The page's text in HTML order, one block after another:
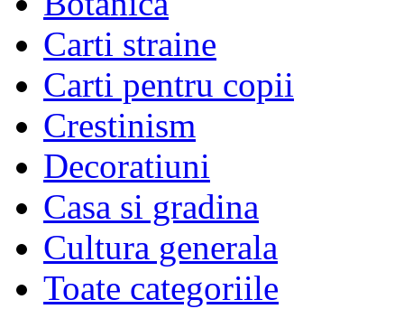
Carti straine
Carti pentru copii
Crestinism
Decoratiuni
Casa si gradina
Cultura generala
Toate categoriile